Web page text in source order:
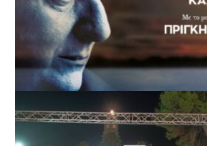
«Τραγουδάμε Καββαδία»:
Μουσικοποιητικό ταξίδι στην Κεντρική
Μακεδονία